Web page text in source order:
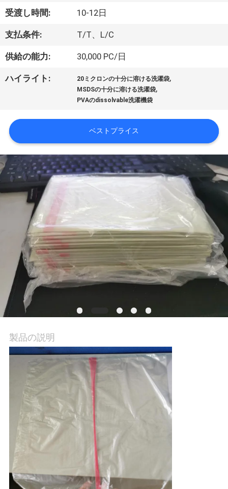
つ
い
て
工
ツ
ア
ー
品
ニ
ュ
ー
ス
金
を
求
め
受渡し時間: 10-12日
支払条件: T/T、L/C
供給の能力: 30,000 PC/日
ハイライト: 20ミクロンの十分に溶ける洗濯袋,
MSDSの十分に溶ける洗濯袋,
PVAのdissolvable洗濯機袋
ベストプライス
製品の説明